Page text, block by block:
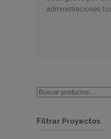
administraciones
Filtrar Proyectos